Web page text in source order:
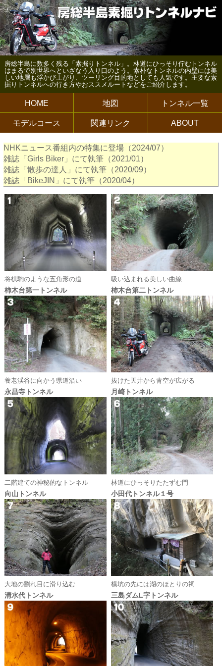
房総半島に数多く残る「素掘りトンネル」。林道にひっそり佇むトンネル
はまるで別世界へといざなう入り口のよう。素朴なトンネルの内壁には美
しい地層も浮かび上がり、ツーリング目的地としても人気です。主要な素
掘りトンネルへの行き方やおススメルートなどをご紹介します。
HOME 地図 トンネル一覧
モデルコース 関連リンク ABOUT
NHKニュース番組内の特集に登場（2024/07）
雑誌「Girls Biker」にて執筆（2021/01）
雑誌「散歩の達人」にて執筆（2020/09）
雑誌「BikeJIN」にて執筆（2020/04）
将棋駒のような五角形の道
柿木台第一トンネル
吸い込まれる美しい曲線
柿木台第二トンネル
養老渓谷に向かう県道沿い
永昌寺トンネル
抜けた天井から青空が広がる
月崎トンネル
二階建ての神秘的なトンネル
向山トンネル
林道にひっそりたたずむ門
小田代トンネル１号
大地の割れ目に滑り込む
清水代トンネル
横坑の先には湖のほとりの祠
三島ダムL字トンネル